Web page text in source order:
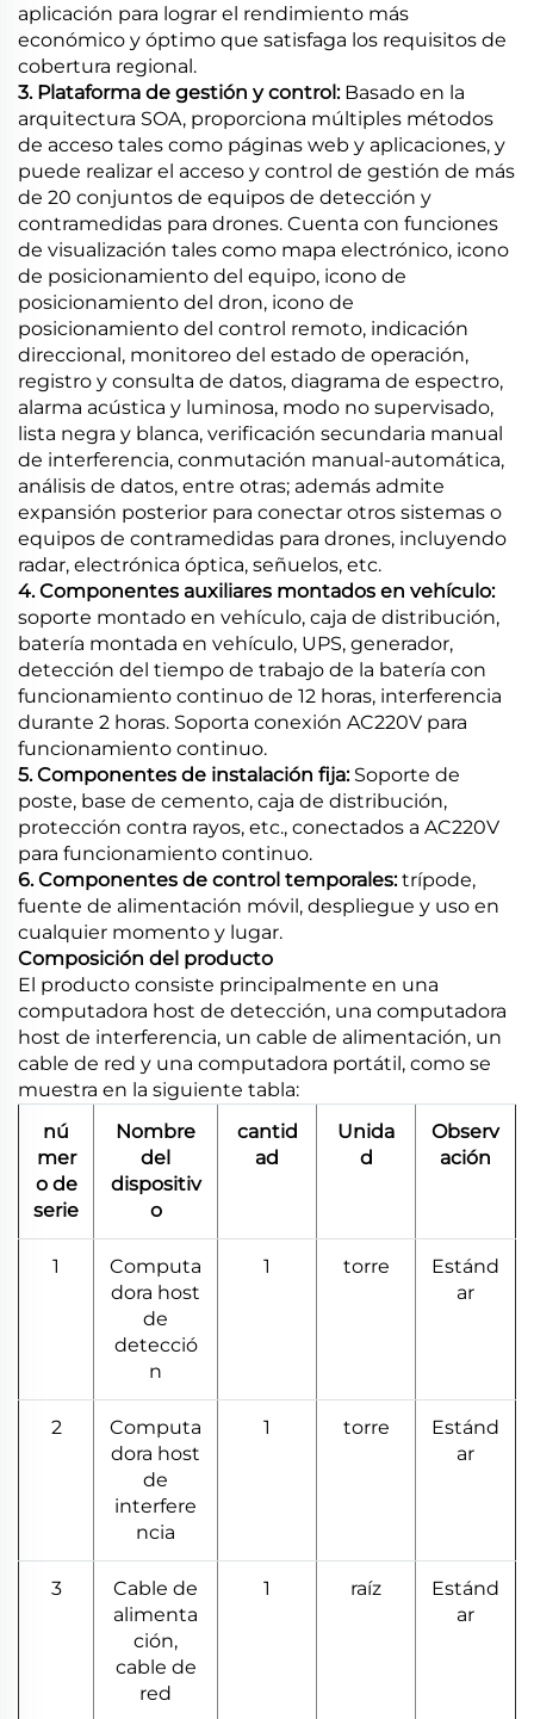
aplicación para lograr el rendimiento más
económico y óptimo que satisfaga los requisitos de
cobertura regional.
3. Plataforma de gestión y control: Basado en la
arquitectura SOA, proporciona múltiples métodos
de acceso tales como páginas web y aplicaciones, y
puede realizar el acceso y control de gestión de más
de 20 conjuntos de equipos de detección y
contramedidas para drones. Cuenta con funciones
de visualización tales como mapa electrónico, icono
de posicionamiento del equipo, icono de
posicionamiento del dron, icono de
posicionamiento del control remoto, indicación
direccional, monitoreo del estado de operación,
registro y consulta de datos, diagrama de espectro,
alarma acústica y luminosa, modo no supervisado,
lista negra y blanca, verificación secundaria manual
de interferencia, conmutación manual-automática,
análisis de datos, entre otras; además admite
expansión posterior para conectar otros sistemas o
equipos de contramedidas para drones, incluyendo
radar, electrónica óptica, señuelos, etc.
4. Componentes auxiliares montados en vehículo:
soporte montado en vehículo, caja de distribución,
batería montada en vehículo, UPS, generador,
detección del tiempo de trabajo de la batería con
funcionamiento continuo de 12 horas, interferencia
durante 2 horas. Soporta conexión AC220V para
funcionamiento continuo.
5. Componentes de instalación fija: Soporte de
poste, base de cemento, caja de distribución,
protección contra rayos, etc., conectados a AC220V
para funcionamiento continuo.
6. Componentes de control temporales:trípode,
fuente de alimentación móvil, despliegue y uso en
cualquier momento y lugar.
Composición del producto
El producto consiste principalmente en una
computadora host de detección, una computadora
host de interferencia, un cable de alimentación, un
cable de red y una computadora portátil, como se
muestra en la siguiente tabla:
nú
mer
o de
serie
Nombre
del
dispositiv
o
cantid
ad
Unida
d
Observ
ación
1
Computa
dora host
de
detecció
n
1 torre
Estánd
ar
2
Computa
dora host
de
interfere
ncia
1 torre
Estánd
ar
3
Cable de
alimenta
ción,
cable de
red
1 raíz
Estánd
ar